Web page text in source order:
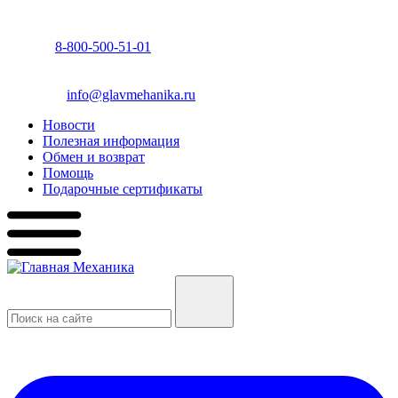
8-800-500-51-01
info@glavmehanika.ru
Новости
Полезная информация
Обмен и возврат
Помощь
Подарочные сертификаты